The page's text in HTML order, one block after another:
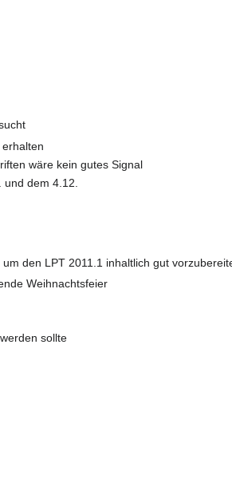
wäre kein gutes Signal
und dem 4.12.
den LPT 2011.1 inhaltlich gut
Weihnachtsfeier
sollte